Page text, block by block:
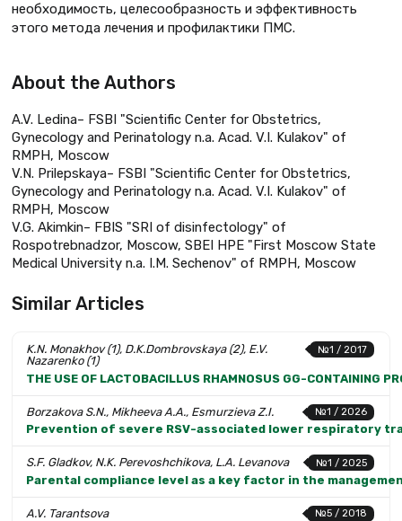
необходимость, целесообразность и эффективность
этого метода лечения и профилактики ПМС.
About the Authors
A.V. Ledina– FSBI "Scientific Center for Obstetrics,
Gynecology and Perinatology n.a. Acad. V.I. Kulakov" of
RMPH, Moscow
V.N. Prilepskaya– FSBI "Scientific Center for Obstetrics,
Gynecology and Perinatology n.a. Acad. V.I. Kulakov" of
RMPH, Moscow
V.G. Akimkin– FBIS "SRI of disinfectology" of
Rospotrebnadzor, Moscow, SBEI HPE "First Moscow State
Medical University n.a. I.M. Sechenov" of RMPH, Moscow
Similar Articles
№1 / 2017
K.N. Monakhov (1), D.K.Dombrovskaya (2), E.V.
Nazarenko (1)
THE USE OF LACTOBACILLUS RHAMNOSUS GG-CONTAINING
№1 / 2026
Borzakova S.N., Mikheeva A.A., Esmurzieva Z.I.
Prevention of severe RSV-associated lower respiratory
№1 / 2025
S.F. Gladkov, N.K. Perevoshchikova, L.A. Levanova
Parental compliance level as a key factor in the
№5 / 2018
A.V. Tarantsova